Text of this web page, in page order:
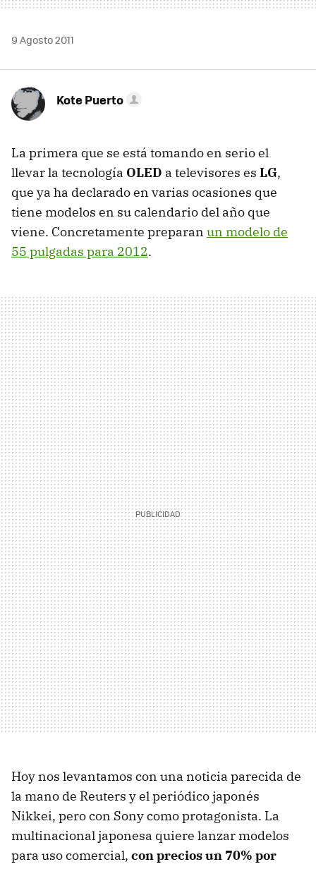
9 Agosto 2011
Kote Puerto
La primera que se está tomando en serio el
llevar la tecnología OLED a televisores es LG,
que ya ha declarado en varias ocasiones que
tiene modelos en su calendario del año que
viene. Concretamente preparan un modelo de
55 pulgadas para 2012.
Hoy nos levantamos con una noticia parecida de
la mano de Reuters y el periódico japonés
Nikkei, pero con Sony como protagonista. La
multinacional japonesa quiere lanzar modelos
para uso comercial, con precios un 70% por